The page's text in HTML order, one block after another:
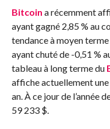
Bitcoin a récemment
ayant gagné 2,85 % au
tendance à moyen
ayant chuté de -0,51 %
tableau à long terme du
affiche actuellement
an. À ce jour de l’année
59 233 $.